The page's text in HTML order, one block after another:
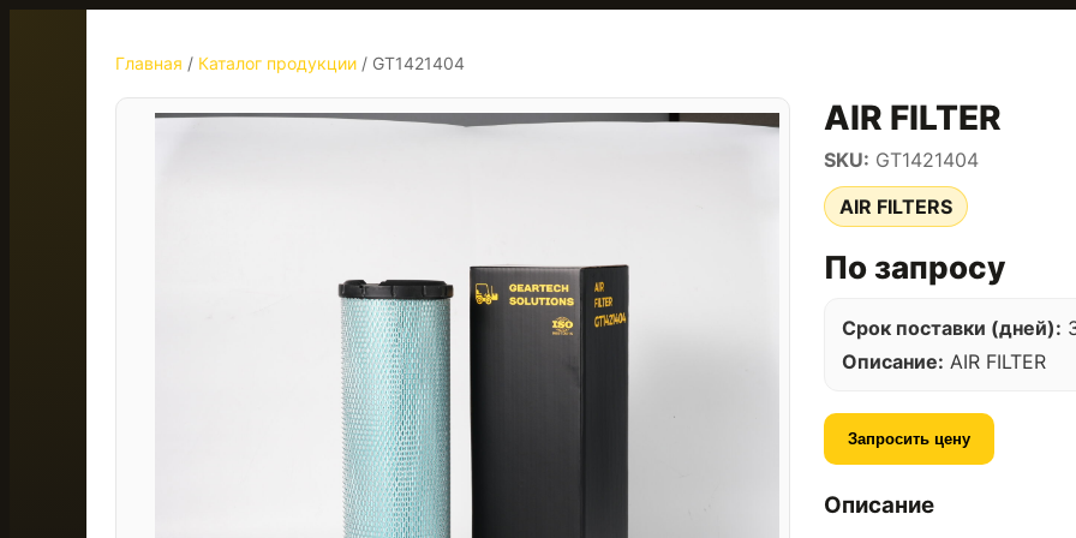
Главная / Каталог продукции / GT1421404
AIR FILTER
SKU: GT1421404
AIR FILTERS
По запросу
Срок поставки (дней):
Описание: AIR FILTER
Запросить цену
Описание